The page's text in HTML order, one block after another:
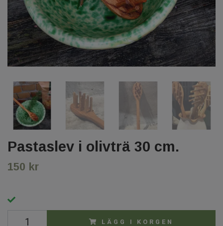
Pastaslev i olivträ 30 cm.
150 kr
LÄGG I KORGEN